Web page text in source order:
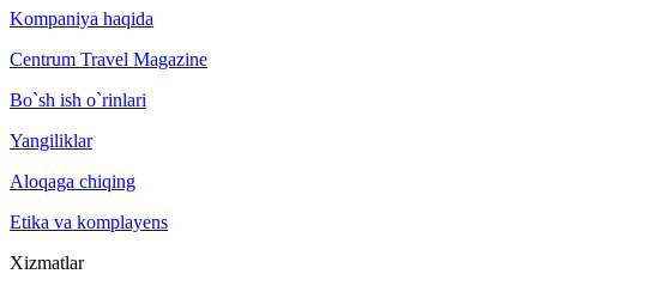
Kompaniya haqida
Centrum Travel Magazine
Bo`sh ish o`rinlari
Yangiliklar
Aloqaga chiqing
Etika va komplayens
Xizmatlar